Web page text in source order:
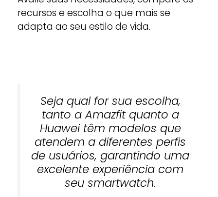
recursos e escolha o que mais se
adapta ao seu estilo de vida.
Seja qual for sua escolha,
tanto a Amazfit quanto a
Huawei têm modelos que
atendem a diferentes perfis
de usuários, garantindo uma
excelente experiência com
seu smartwatch.